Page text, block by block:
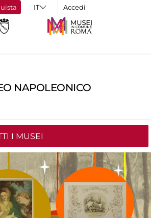
Accedi
NAPOLEONICO
I MUSEI